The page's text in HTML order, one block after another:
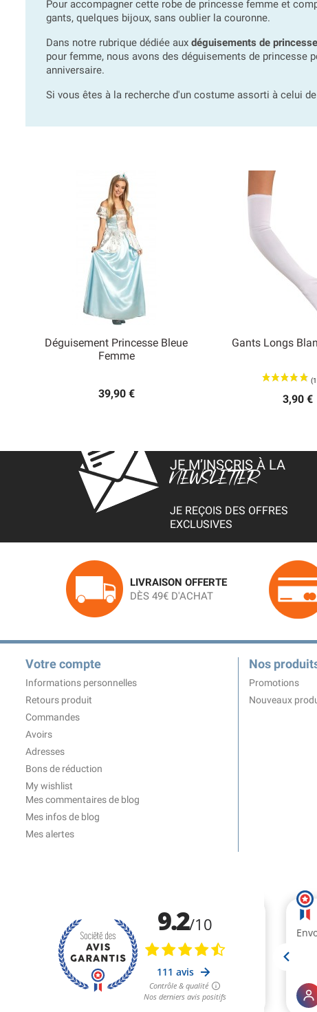
Pour accompagner cette robe de princesse femme et
gants, quelques bijoux, sans oublier la couronne.
Dans notre rubrique dédiée aux déguisements de princesse
pour femme, nous avons des déguisements de princesse
anniversaire.
Si vous êtes à la recherche d'un costume assorti à celui
Déguisement Princesse Bleue
Femme
39,90 €
Aperçu rapide
Gants Longs
3,90 €
JE M’INSCRIS À LA
NEWSLETTER
JE REÇOIS DES OFFRES
EXCLUSIVES
LIVRAISON OFFERTE
DÈS 49€ D'ACHAT
Votre compte
Informations personnelles
Retours produit
Commandes
Avoirs
Adresses
Bons de réduction
My wishlist
Mes commentaires de blog
Mes infos de blog
Mes alertes
Nos
Promotions
Nouveaux